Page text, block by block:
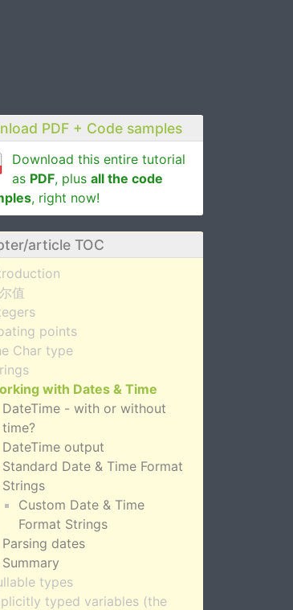
PDF + Code samples
Download this entire tutorial
as PDF, plus all the code
, right now!
article TOC
值
points
Char type
with Dates & Time
DateTime - with or without
time?
DateTime output
Standard Date & Time Format
Strings
Custom Date & Time
Format Strings
Parsing dates
Summary
types
typed variables (the